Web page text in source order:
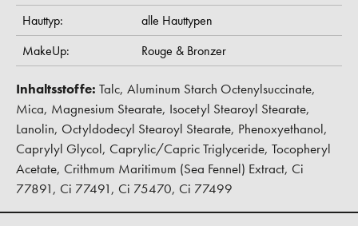
Hauttyp:
alle Hauttypen
MakeUp:
Rouge & Bronzer
Inhaltsstoffe: Talc, Aluminum Starch Octenylsuccinate,
Mica, Magnesium Stearate, Isocetyl Stearoyl Stearate,
Lanolin, Octyldodecyl Stearoyl Stearate, Phenoxyethanol,
Caprylyl Glycol, Caprylic/Capric Triglyceride, Tocopheryl
Acetate, Crithmum Maritimum (Sea Fennel) Extract, Ci
77891, Ci 77491, Ci 75470, Ci 77499